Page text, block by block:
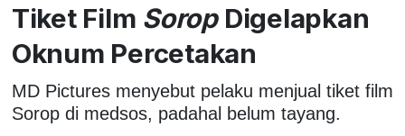
Tiket Film SoropDigelapkan
Oknum Percetakan
MD Pictures menyebut pelaku menjual tiket film
Sorop di medsos, padahal belum tayang.